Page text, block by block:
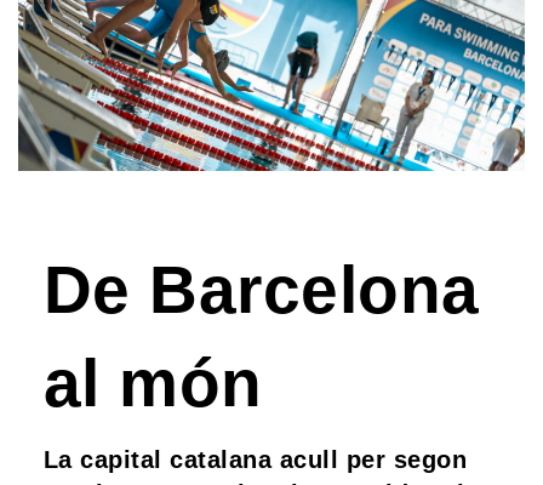
De Barcelona
al món
La capital catalana acull per segon